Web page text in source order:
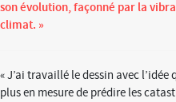
son évolution, façonné par la
climat. »
« J’ai travaillé le dessin avec
plus en mesure de prédire les